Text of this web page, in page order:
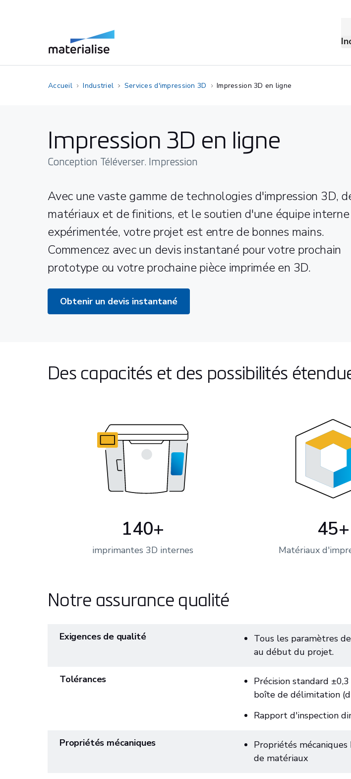
Accueil Industriel Services d'impression 3D Impression 3D en ligne
Impression 3D en ligne
Conception Téléverser. Impression
Avec une vaste gamme de technologies d'impression 3D,
matériaux et de finitions, et le soutien d'une équipe interne
expérimentée, votre projet est entre de bonnes mains.
Commencez avec un devis instantané pour votre prochain
prototype ou votre prochaine pièce imprimée en 3D.
Obtenir un devis instantané
Des capacités et des possibilités
140+
imprimantes 3D internes
45+
Matériaux
Notre assurance qualité
Exigences de qualité
Tous les paramètres
au début du projet.
Tolérances
Précision standard
boîte de délimitation
Rapport d'inspection
Propriétés mécaniques
Propriétés
de matériaux